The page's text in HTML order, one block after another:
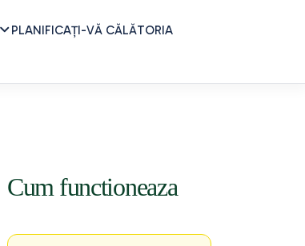
PLANIFICAȚI-VĂ CĂLĂTORIA
Cum functioneaza